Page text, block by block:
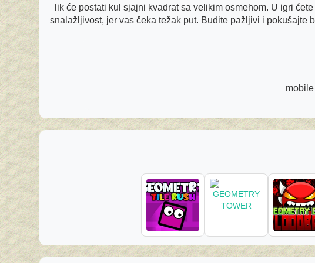
lik će postati kul sjajni kvadrat sa velikim osmehom. U igri
snalažljivost, jer vas čeka težak put. Budite pažljivi i pokušajte